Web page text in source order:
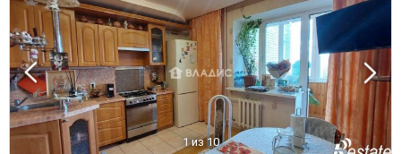
1 из 10